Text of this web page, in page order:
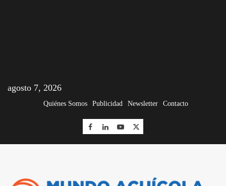
agosto 7, 2026
Quiénes Somos Publicidad Newsletter Contacto